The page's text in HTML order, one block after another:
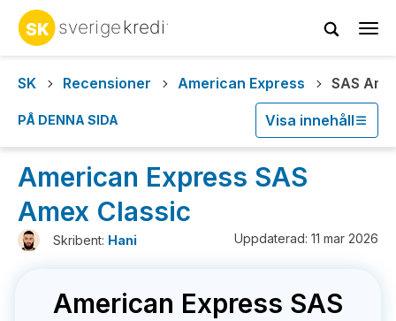
SK
Recensioner American Express SAS
PÅ DENNA SIDA Visa innehåll
American Express SAS
Amex Classic
Skribent: Hani Uppdaterad: 11 mar 2026
American Express SAS